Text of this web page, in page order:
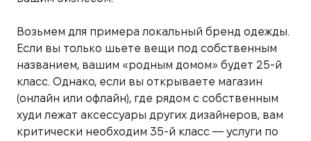
Возьмем для примера локальный бренд одежды.
Если вы только шьете вещи под собственным
названием, вашим «родным домом» будет 25-й
класс. Однако, если вы открываете магазин
(онлайн или офлайн), где рядом с собственным
худи лежат аксессуары других дизайнеров, вам
критически необходим 35-й класс — услуги по